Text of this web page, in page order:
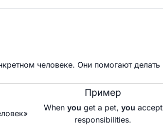
человеке. Они помогают делать
Пример
When you get a pet, you accept
responsibilities.